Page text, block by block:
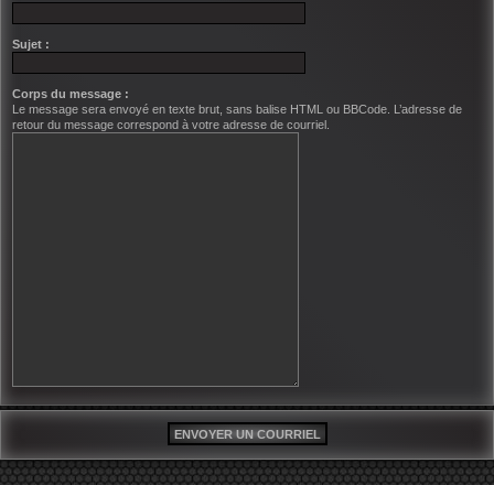
Sujet :
Corps du message :
Le message sera envoyé en texte brut, sans balise HTML ou BBCode. L’adresse de
retour du message correspond à votre adresse de courriel.